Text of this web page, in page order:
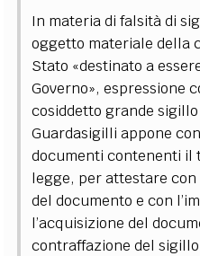
In materia di falsità di
oggetto materiale della
Stato «destinato a
Governo», espressione
cosiddetto grande
Guardasigilli appone
documenti contenenti il
legge, per attestare
del documento e con
l’acquisizione del
contraffazione del